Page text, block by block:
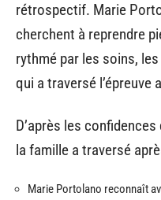
rétrospectif. Marie
cherchent à reprendre
rythmé par les soins,
qui a traversé l’épreuve
D’après les
la famille a traversé
Marie Portolano reconnaît